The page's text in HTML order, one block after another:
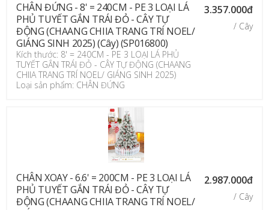
CHÂN ĐỨNG - 8' = 240CM - PE 3 LOẠI LÁ
PHỦ TUYẾT GẮN TRÁI ĐỎ - CÂY TỰ
ĐỘNG (CHAANG CHIIA TRANG TRÍ NOEL/
GIÁNG SINH 2025) (Cây) (SP016800)
Kích thước: 8' = 240CM - PE 3 LOẠI LÁ PHỦ
TUYẾT GẮN TRÁI ĐỎ - CÂY TỰ ĐỘNG (CHAANG
CHIIA TRANG TRÍ NOEL/ GIÁNG SINH 2025)
Loại sản phẩm: CHÂN ĐỨNG
3.357.000đ
/ Cây
CHÂN XOAY - 6.6' = 200CM - PE 3 LOẠI LÁ
PHỦ TUYẾT GẮN TRÁI ĐỎ - CÂY TỰ
ĐỘNG (CHAANG CHIIA TRANG TRÍ NOEL/
2.987.000đ
/ Cây